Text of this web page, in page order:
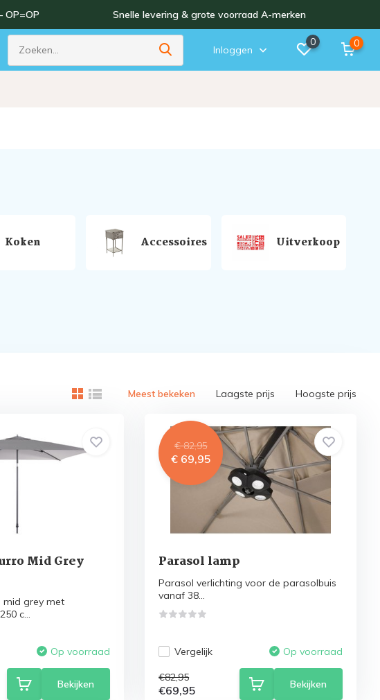
OP=OP Snelle levering & grote voorraad A-merken
Inloggen
0 0
Koken Accessoires Uitverkoop
Meest bekeken Laagste prijs Hoogste prijs
Mid Grey
mid grey met
c...
Op voorraad
Bekijken
€ 82,95
€ 69,95
Parasol lamp
Parasol verlichting voor de parasolbuis
vanaf 38...
Vergelijk Op voorraad
€82,95
€69,95 Bekijken